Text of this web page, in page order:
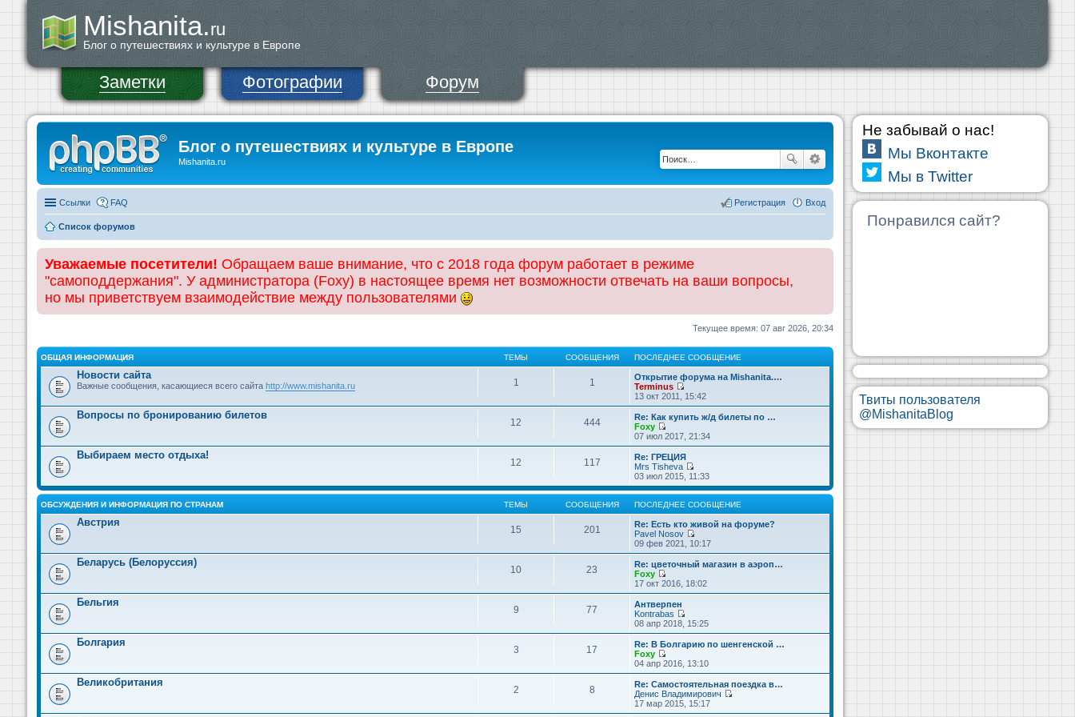
Mishanita.ru
Блог о путешествиях и культуре в Европе
Заметки Фотографии Форум
Блог о путешествиях и культуре в Европе
Mishanita.ru
Ссылки FAQ Вход
Регистрация
Список форумов
Уважаемые посетители! Обращаем ваше внимание, что с 2018 года форум работает в режиме
"самоподдержания". У администратора (Foxy) в настоящее время нет возможности отвечать на ваши вопросы,
но мы приветствуем взаимодействие между пользователями
Текущее время: 07 авг 2026, 20:34
ОБЩАЯ ИНФОРМАЦИЯ ТЕМЫ СООБЩЕНИЯ ПОСЛЕДНЕЕ СООБЩЕНИЕ
Новости сайта
Важные сообщения, касающиеся всего сайта http://www.mishanita.ru 1 1
Открытие форума на Mishanita.…
Terminus
П
е
р
е
й
т
и
к
п
о
с
л
е
н
е
м
у
с
о
б
н
и
ю
13 окт 2011, 15:42
Вопросы по бронированию билетов
12 444
Re: Как купить ж/д билеты по …
Foxy
П
е
р
е
й
т
и
к
п
о
с
л
е
н
е
м
у
с
о
о
б
щ
н
и
ю
07 июл 2017, 21:34
Выбираем место отдыха!
12 117
Re: ГРЕЦИЯ
Mrs Tisheva
П
е
р
е
й
т
к
п
о
с
л
е
е
м
с
о
б
щ
е
н
и
03 июл 2015, 11:33
ОБСУЖДЕНИЯ И ИНФОРМАЦИЯ ПО СТРАНАМ ТЕМЫ СООБЩЕНИЯ ПОСЛЕДНЕЕ СООБЩЕНИЕ
Австрия
15 201
Re: Есть кто живой на форуме?
Pavel Nosov
П
е
р
е
й
т
п
о
л
д
н
е
м
у
с
09 фев 2021, 10:17
Беларусь (Белоруссия)
10 23
Re: цветочный магазин в аэроп…
Foxy
П
е
р
е
й
т
к
п
о
л
е
д
17 окт 2016, 18:02
Бельгия
9 77
Антверпен
Kontrabas
П
е
р
е
й
т
к
п
о
08 апр 2018, 15:25
Болгария
3 17
Re: В Болгарию по шенгенской …
Foxy
П
е
р
е
й
т
04 апр 2016, 13:10
Великобритания
2 8
Re: Самостоятельная поездка в…
Денис Владимирович
е
17 мар 2015, 15:17
Не забывай о нас!
Мы Вконтакте
Мы в Twitter
Понравился сайт?
Твиты пользователя
@MishanitaBlog